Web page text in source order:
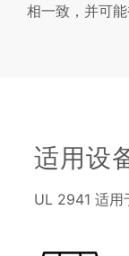
相一致，并可
适用设
UL 2941 适用